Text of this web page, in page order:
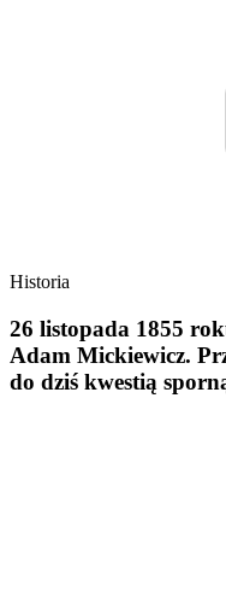
Historia
26 listopada 1855
Adam Mickiewicz.
do dziś kwestią